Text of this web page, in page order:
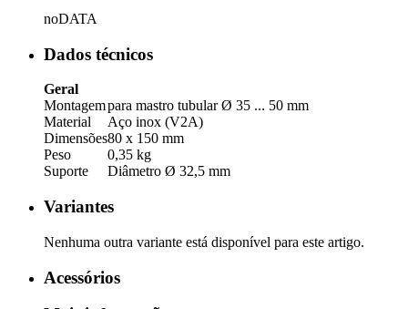
noDATA
Dados técnicos
Geral
Montagempara mastro tubular Ø 35 ... 50 mm
Material
Aço inox (V2A)
Dimensões80 x 150 mm
Peso
0,35 kg
Suporte
Diâmetro Ø 32,5 mm
Variantes
Nenhuma outra variante está disponível para este artigo.
Acessórios